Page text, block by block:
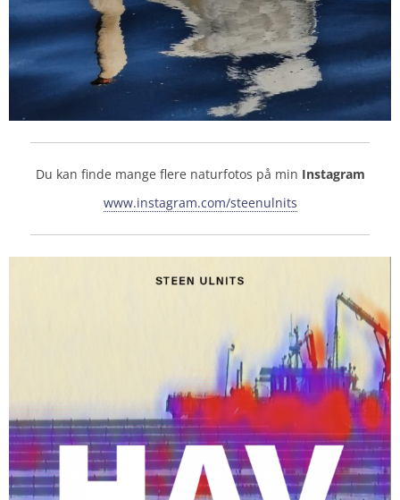
Du kan finde mange flere naturfotos på min Instagram
www.instagram.com/steenulnits